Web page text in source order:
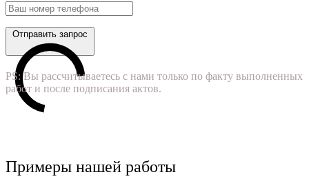
Отправить запрос
PS: Вы рассчитываетесь с нами только по факту выполненных
работ и после подписания актов.
Примеры нашей работы